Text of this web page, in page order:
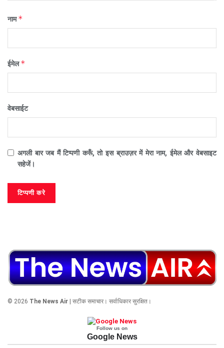
नाम*
ईमेल*
वेबसाईट
अगली बार जब मैं टिप्पणी करूँ, तो इस ब्राउज़र में मेरा नाम, ईमेल और वेबसाइट
सहेजें।
© 2026 The News Air | सटीक समाचार। सर्वाधिकार सुरक्षित।
Follow us on
Google News